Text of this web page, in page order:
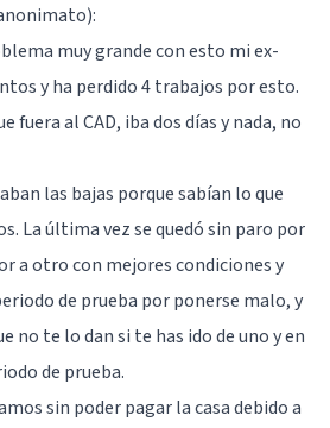
muy grande con esto mi ex-
y ha perdido 4 trabajos por esto.
fuera al CAD, iba dos días y nada, no
las bajas porque sabían lo que
La última vez se quedó sin paro por
a otro con mejores condiciones y
de prueba por ponerse malo, y
no te lo dan si te has ido de uno y en
de prueba.
sin poder pagar la casa debido a